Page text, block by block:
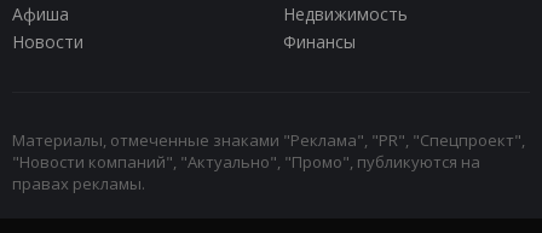
Афиша
Недвижимость
Новости
Финансы
Материалы, отмеченные знаками "Реклама", "PR", "Спецпроект",
"Новости компаний", "Актуально", "Промо", публикуются на
правах рекламы.